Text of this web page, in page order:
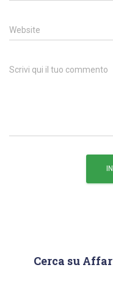
Website
Scrivi qui il tuo commento
Cerca su